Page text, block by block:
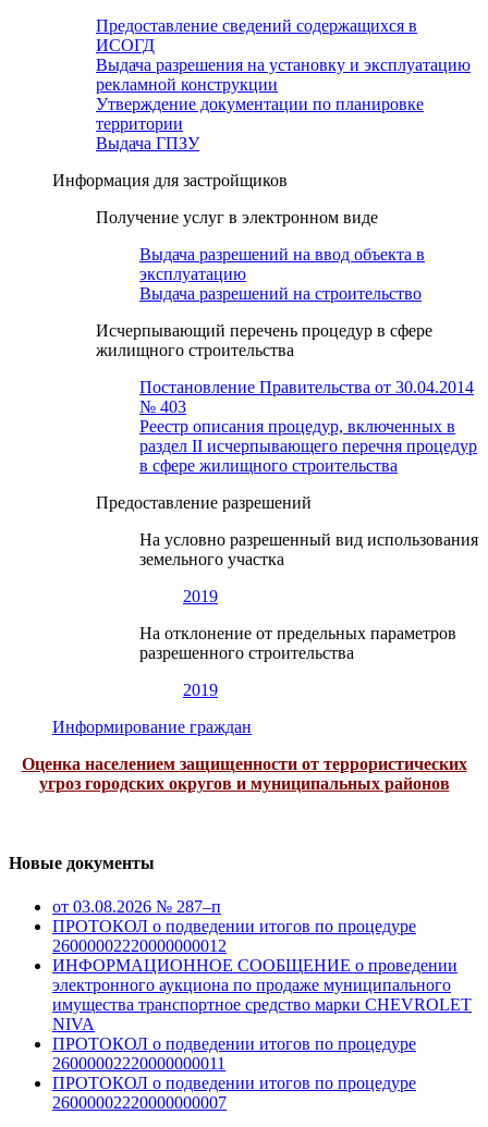
Предоставление сведений содержащихся в
ИСОГД
Выдача разрешения на установку и эксплуатацию
рекламной конструкции
Утверждение документации по планировке
территории
Выдача ГПЗУ
Информация для застройщиков
Получение услуг в электронном виде
Выдача разрешений на ввод объекта в
эксплуатацию
Выдача разрешений на строительство
Исчерпывающий перечень процедур в сфере
жилищного строительства
Постановление Правительства от 30.04.2014
№ 403
Реестр описания процедур, включенных в
раздел II исчерпывающего перечня процедур
в сфере жилищного строительства
Предоставление разрешений
На условно разрешенный вид использования
земельного участка
2019
На отклонение от предельных параметров
разрешенного строительства
2019
Информирование граждан
Оценка населением защищенности от террористических
угроз городских округов и муниципальных районов
Новые документы
от 03.08.2026 № 287–п
ПРОТОКОЛ о подведении итогов по процедуре
26000002220000000012
ИНФОРМАЦИОННОЕ СООБЩЕНИЕ о проведении
электронного аукциона по продаже муниципального
имущества транспортное средство марки CHEVROLET
NIVA
ПРОТОКОЛ о подведении итогов по процедуре
26000002220000000011
ПРОТОКОЛ о подведении итогов по процедуре
26000002220000000007